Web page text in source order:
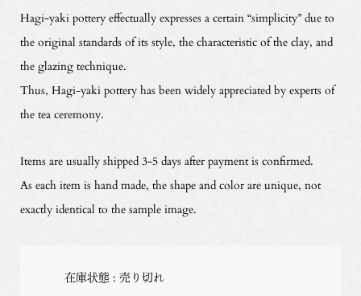
Hagi-yaki pottery effectually expresses a certain “simplicity” due to
the original standards of its style, the characteristic of the clay, and
the glazing technique.
Thus, Hagi-yaki pottery has been widely appreciated by experts of
the tea ceremony.
Items are usually shipped 3-5 days after payment is confirmed.
As each item is hand made, the shape and color are unique, not
exactly identical to the sample image.
在庫状態 : 売り切れ